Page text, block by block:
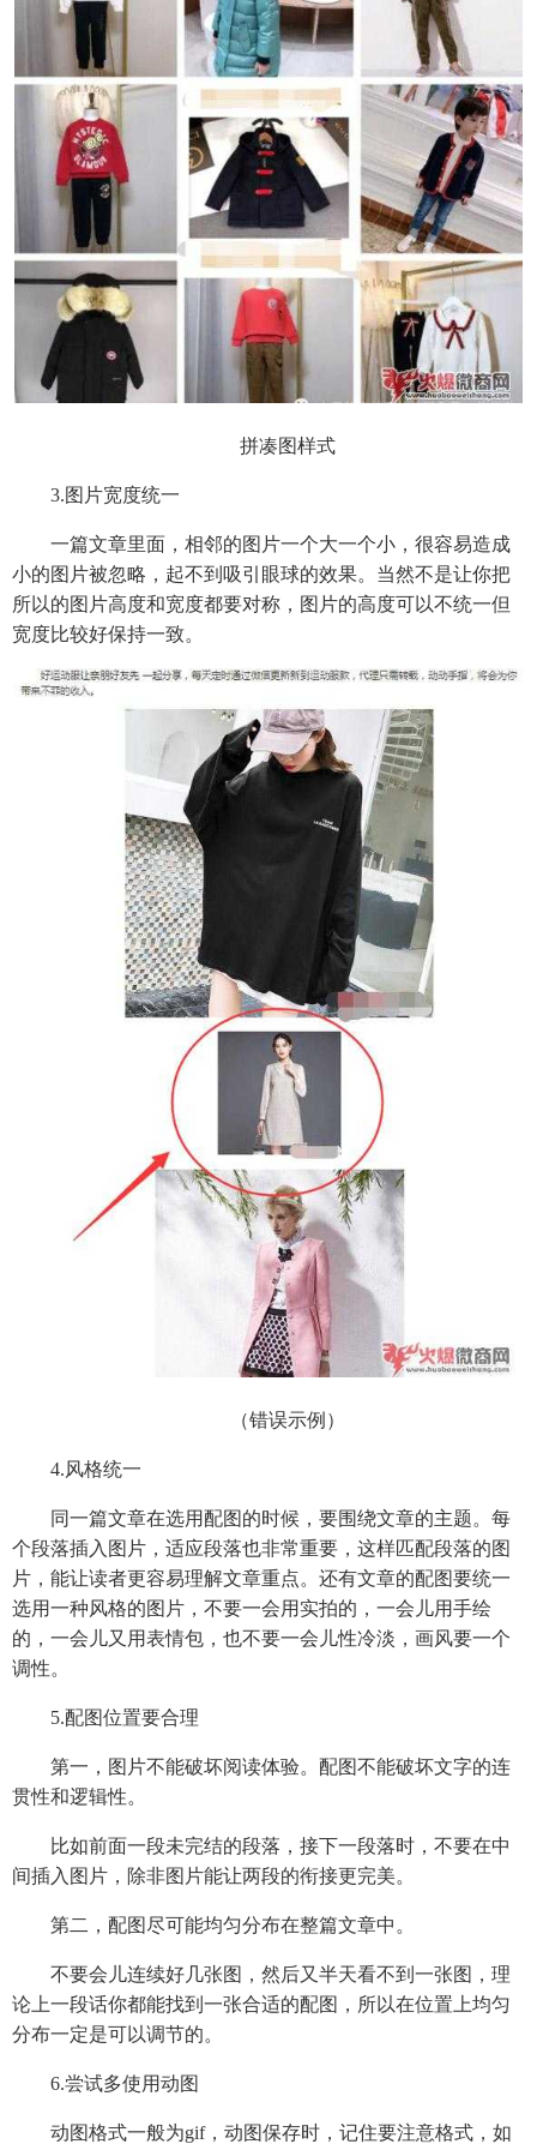
拼凑图样式
3.图片宽度统一
一篇文章里面，相邻的图片一个大一个小，很容易造成
小的图片被忽略，起不到吸引眼球的效果。当然不是让你把
所以的图片高度和宽度都要对称，图片的高度可以不统一但
宽度比较好保持一致。
（错误示例）
4.风格统一
同一篇文章在选用配图的时候，要围绕文章的主题。每
个段落插入图片，适应段落也非常重要，这样匹配段落的图
片，能让读者更容易理解文章重点。还有文章的配图要统一
选用一种风格的图片，不要一会用实拍的，一会儿用手绘
的，一会儿又用表情包，也不要一会儿性冷淡，画风要一个
调性。
5.配图位置要合理
第一，图片不能破坏阅读体验。配图不能破坏文字的连
贯性和逻辑性。
比如前面一段未完结的段落，接下一段落时，不要在中
间插入图片，除非图片能让两段的衔接更完美。
第二，配图尽可能均匀分布在整篇文章中。
不要会儿连续好几张图，然后又半天看不到一张图，理
论上一段话你都能找到一张合适的配图，所以在位置上均匀
分布一定是可以调节的。
6.尝试多使用动图
动图格式一般为gif，动图保存时，记住要注意格式，如